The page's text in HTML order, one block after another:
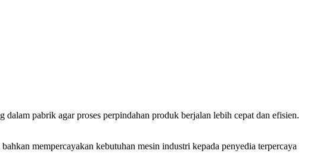
pabrik agar proses perpindahan produk berjalan lebih cepat dan efisien.
mempercayakan kebutuhan mesin industri kepada penyedia terpercaya